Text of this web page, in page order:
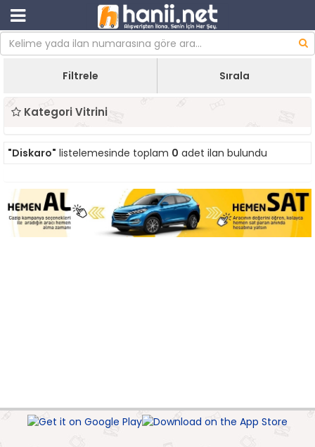
Filtrele Sırala
Kategori Vitrini
"Diskaro" listelemesinde toplam 0 adet ilan bulundu